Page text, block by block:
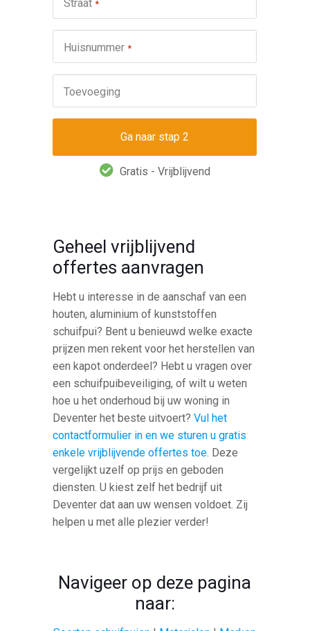
Straat *
Huisnummer *
Toevoeging
Gratis - Vrijblijvend
Geheel vrijblijvend
offertes aanvragen
Hebt u interesse in de aanschaf van een
houten, aluminium of kunststoffen
schuifpui? Bent u benieuwd welke exacte
prijzen men rekent voor het herstellen van
een kapot onderdeel? Hebt u vragen over
een schuifpuibeveiliging, of wilt u weten
hoe u het onderhoud bij uw woning in
Deventer het beste uitvoert?Vul het
contactformulier in en we sturen u gratis
enkele vrijblijvende offertes toe. Deze
vergelijkt uzelf op prijs en geboden
diensten. U kiest zelf het bedrijf uit
Deventer dat aan uw wensen voldoet. Zij
helpen u met alle plezier verder!
Navigeer op deze pagina
naar: